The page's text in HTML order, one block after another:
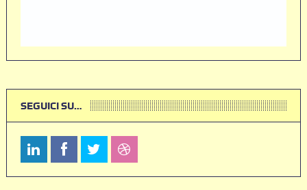
SEGUICI SU…